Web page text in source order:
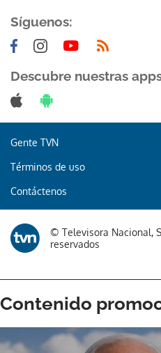
Síguenos:
Descubre nuestras
Gente TVN
Términos de uso
Contáctenos
© Televisora Nacional,
reservados